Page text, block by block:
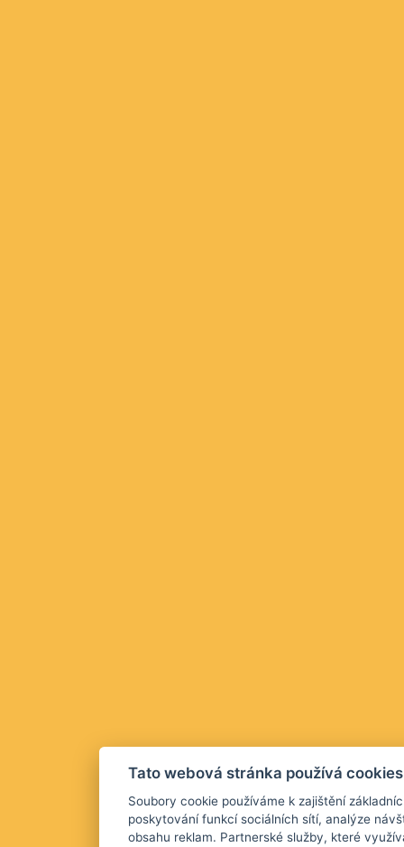
Tato webová stránka používá cookies
Soubory cookie používáme k zajištění
poskytování funkcí sociálních sítí, analýze
obsahu reklam. Partnerské služby, které